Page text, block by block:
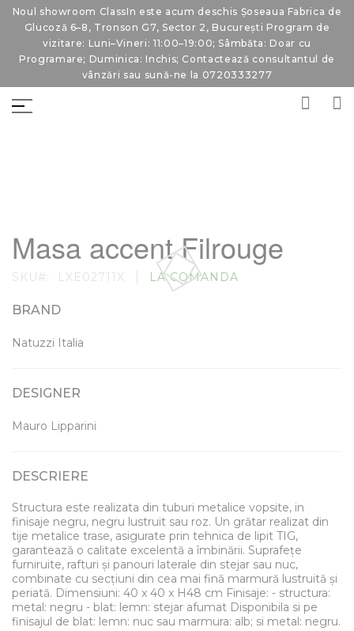
Noul showroom ClassIn este acum deschis Șoseaua Fabrica de
Glucoză 6–8, Tronson G7, Sector 2, București Program de
vizitare: Luni–Vineri: 11:00–19:00; Sâmbăta: Doar cu
Programare; Duminica: Inchis; Contactează consultantul de
vânzări sau sună-ne la 0720333277
the
end
the
gallery
the
beginning
the
gallery
Masa accent Filrouge
SKU LXE02711X LA COMANDA
BRAND
Natuzzi Italia
DESIGNER
Mauro Lipparini
DESCRIERE
Structura este realizata din tuburi metalice vopsite, in
finisaje negru, negru lustruit sau roz. Un grătar realizat din
tije metalice trase, asigurate prin tehnica de lipit TIG,
garantează o calitate excelentă a îmbinării. Suprafețe
furniruite, rafturi și panouri laterale din stejar sau nuc,
combinate cu secțiuni din cea mai fină marmură lustruită și
periată. Dimensiuni: 40 x 40 x H48 cm Finisaje: - structura:
metal: negru - blat: lemn: stejar afumat Disponibila si pe
finisajul de blat: lemn: nuc sau marmura: alb; si metal: negru.